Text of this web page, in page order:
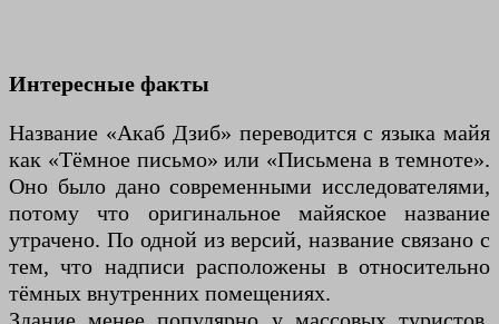
Интересные факты
Название «Акаб Дзиб» переводится с языка майя
как «Тёмное письмо» или «Письмена в темноте».
Оно было дано современными исследователями,
потому что оригинальное майяское название
утрачено. По одной из версий, название связано с
тем, что надписи расположены в относительно
тёмных внутренних помещениях.